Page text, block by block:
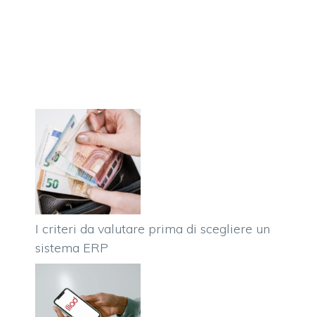
I criteri da valutare prima di scegliere un
sistema ERP